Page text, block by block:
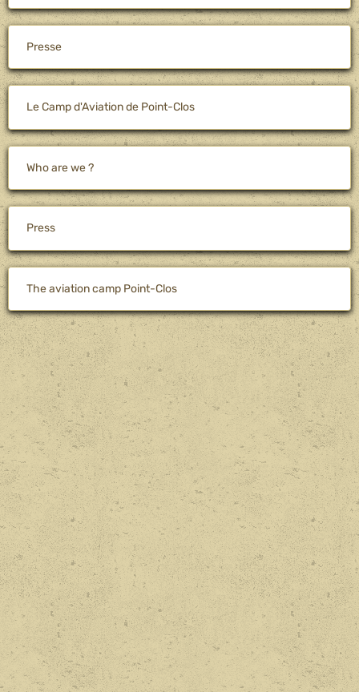
Presse
Le Camp d'Aviation de Point-Clos
Who are we ?
Press
The aviation camp Point-Clos